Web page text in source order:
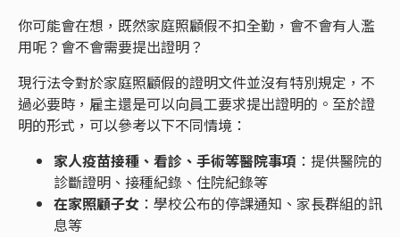
你可能會在想，既然家庭照顧假不扣全勤，會不會有人濫
用呢？會不會需要提出證明？
現行法令對於家庭照顧假的證明文件並沒有特別規定，不
過必要時，雇主還是可以向員工要求提出證明的。至於證
明的形式，可以參考以下不同情境：
家人疫苗接種、看診、手術等醫院事項 ：提供醫院的
診斷證明、接種紀錄、住院紀錄等
在家照顧子女 ：學校公布的停課通知、家長群組的訊
息等